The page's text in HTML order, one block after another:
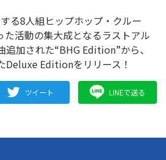
る8人組ヒップホップ・クルー
た活動の集大成となるラストアル
加された“BHG Edition”から、
Deluxe Editionをリリース！
ツイート LINEで送る